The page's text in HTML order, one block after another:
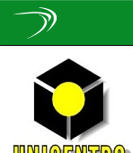
navigation